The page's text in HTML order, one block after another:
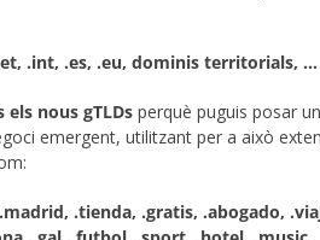
.int, .es, .eu, dominis territorials, …
els nous gTLDsperquè puguis posar
emergent, utilitzant per a això
.tienda, .gratis, .abogado,